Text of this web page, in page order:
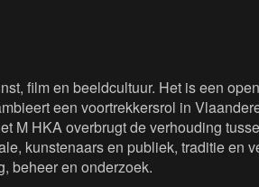
film en beeldcultuur. Het is een
een voortrekkersrol in
M HKA overbrugt de verhouding
kunstenaars en publiek, traditie en
beheer en onderzoek.